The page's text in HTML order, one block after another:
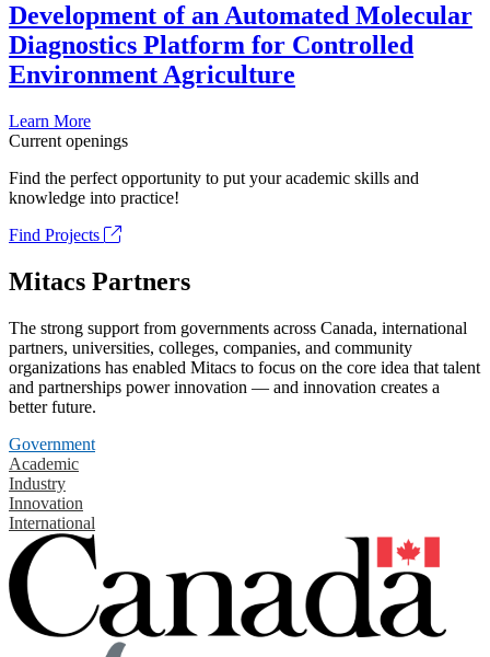
Development of an Automated Molecular
Diagnostics Platform for Controlled
Environment Agriculture
Learn More
Current openings
Find the perfect opportunity to put your academic skills and
knowledge into practice!
Find Projects
Mitacs Partners
The strong support from governments across Canada, international
partners, universities, colleges, companies, and community
organizations has enabled Mitacs to focus on the core idea that talent
and partnerships power innovation — and innovation creates a
better future.
Government
Academic
Industry
Innovation
International